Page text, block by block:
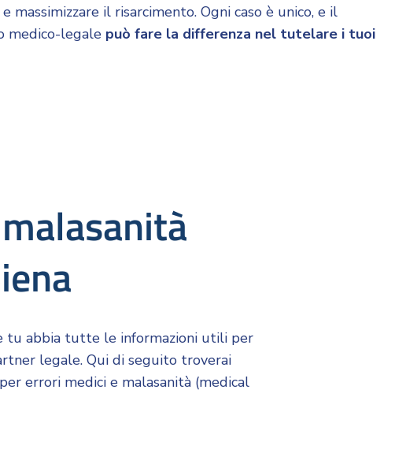
il risarcimento. Ogni caso è unico, e il
medico-legale può fare la differenza nel tutelare i tuoi
tu abbia tutte le informazioni utili per
legale. Qui di seguito troverai
errori medici e malasanità (medical